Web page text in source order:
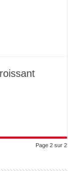
Page 2 sur 2